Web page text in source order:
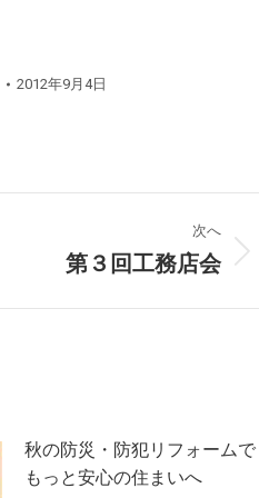
2012年9月4日
次へ
第３回工務店会
秋の防災・防犯リフォームで
もっと安心の住まいへ